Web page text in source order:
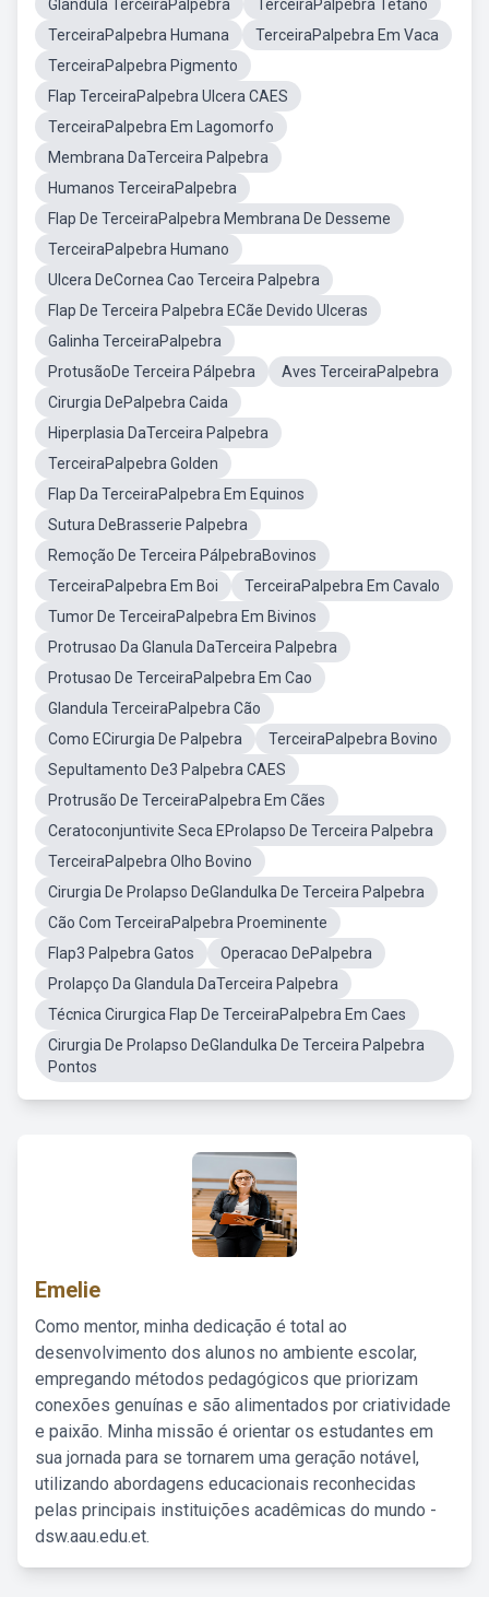
Glandula TerceiraPalpebra
TerceiraPalpebra Tetano
TerceiraPalpebra Humana
TerceiraPalpebra Em Vaca
TerceiraPalpebra Pigmento
Flap TerceiraPalpebra Ulcera CAES
TerceiraPalpebra Em Lagomorfo
Membrana DaTerceira Palpebra
Humanos TerceiraPalpebra
Flap De TerceiraPalpebra Membrana De Desseme
TerceiraPalpebra Humano
Ulcera DeCornea Cao Terceira Palpebra
Flap De Terceira Palpebra ECãe Devido Ulceras
Galinha TerceiraPalpebra
ProtusãoDe Terceira Pálpebra
Aves TerceiraPalpebra
Cirurgia DePalpebra Caida
Hiperplasia DaTerceira Palpebra
TerceiraPalpebra Golden
Flap Da TerceiraPalpebra Em Equinos
Sutura DeBrasserie Palpebra
Remoção De Terceira PálpebraBovinos
TerceiraPalpebra Em Boi
TerceiraPalpebra Em Cavalo
Tumor De TerceiraPalpebra Em Bivinos
Protrusao Da Glanula DaTerceira Palpebra
Protusao De TerceiraPalpebra Em Cao
Glandula TerceiraPalpebra Cão
Como ECirurgia De Palpebra
TerceiraPalpebra Bovino
Sepultamento De3 Palpebra CAES
Protrusão De TerceiraPalpebra Em Cães
Ceratoconjuntivite Seca EProlapso De Terceira Palpebra
TerceiraPalpebra Olho Bovino
Cirurgia De Prolapso DeGlandulka De Terceira Palpebra
Cão Com TerceiraPalpebra Proeminente
Flap3 Palpebra Gatos
Operacao DePalpebra
Prolapço Da Glandula DaTerceira Palpebra
Técnica Cirurgica Flap De TerceiraPalpebra Em Caes
Cirurgia De Prolapso DeGlandulka De Terceira Palpebra
Pontos
Emelie
Como mentor, minha dedicação é total ao
desenvolvimento dos alunos no ambiente escolar,
empregando métodos pedagógicos que priorizam
conexões genuínas e são alimentados por criatividade
e paixão. Minha missão é orientar os estudantes em
sua jornada para se tornarem uma geração notável,
utilizando abordagens educacionais reconhecidas
pelas principais instituições acadêmicas do mundo -
dsw.aau.edu.et.